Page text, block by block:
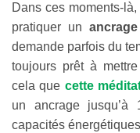
Dans ces moments-
pratiquer un
demande parfois du
toujours prêt à
cela que cette
un ancrage
capacités